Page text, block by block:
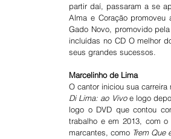
partir daí, passaram a se
Alma e Coração
Gado Novo, promovido
incluídas no CD O melhor
seus grandes sucessos.
Marcelinho de Lima
O cantor iniciou sua
Di Lima: ao Vivo e logo
logo o DVD que contou
trabalho e em 2013, com
marcantes, como Trem Que